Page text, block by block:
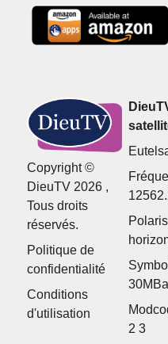
Copyright ©
DieuTV 2026 ,
Tous droits
réservés.
Politique de
confidentialité
Conditions
d'utilisation
2 3